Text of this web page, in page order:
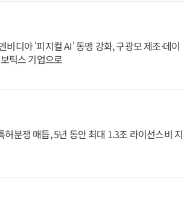
비디아 '피지컬 AI' 동맹 강화, 구광모 제조·데이
틱스 기업으로
허분쟁 매듭, 5년 동안 최대 1.3조 라이선스비 지